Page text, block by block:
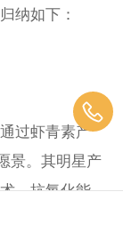
纳如下：
过虾青素产
景。其明星产
，抗氧化能
化将价格降至